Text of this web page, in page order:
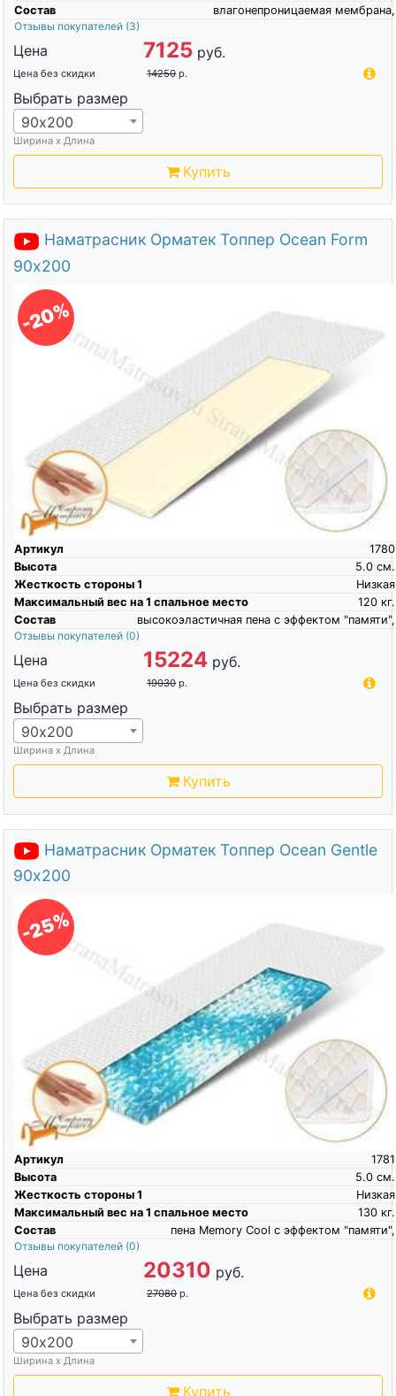
Состав
влагонепроницаемая мембрана,
Отзывы покупателей (3)
Цена 7125 руб.
Цена без скидки 14250 р.
Выбрать размер
90х200
Ширина х Длина
Купить
Наматрасник Орматек Топпер Ocean Form
90х200
-20%
Артикул
1780
Высота
см.
5.0
Жесткость стороны 1
Низкая
Максимальный вес на 1 спальное место
кг.
120
Состав
высокоэластичная пена c эффектом "памяти",
Отзывы покупателей (0)
Цена 15224 руб.
Цена без скидки 19030 р.
Выбрать размер
90х200
Ширина х Длина
Купить
Наматрасник Орматек Топпер Ocean Gentle
90х200
-25%
Артикул
1781
Высота
см.
5.0
Жесткость стороны 1
Низкая
Максимальный вес на 1 спальное место
кг.
130
Состав
пена Memory Cool c эффектом "памяти",
Отзывы покупателей (0)
Цена 20310 руб.
Цена без скидки 27080 р.
Выбрать размер
90х200
Ширина х Длина
Купить